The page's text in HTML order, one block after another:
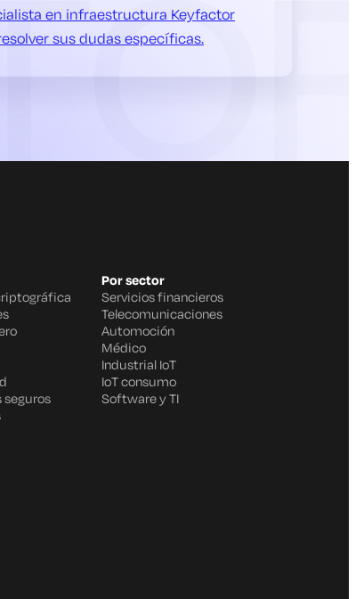
en infraestructura Keyfactor
sus dudas específicas.
Por sector
Servicios financieros
Telecomunicaciones
Automoción
Médico
Industrial IoT
IoT consumo
Software y TI